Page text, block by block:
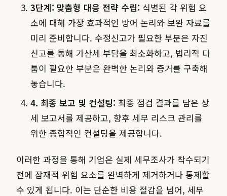
3단계: 맞춤형 대응 전략 수립: 식별된 각 위험 요
소에 대해 가장 효과적인 방어 논리와 보완 자료를
미리 준비합니다. 수정신고가 필요한 부분은 자진
신고를 통해 가산세 부담을 최소화하고, 법리적 다
툼이 필요한 부분은 완벽한 논리와 증거를 구축해
놓습니다.
4. 최종 보고 및 컨설팅: 최종 점검 결과를 담은 상
세 보고서를 제공하고, 향후 세무 리스크 관리를
위한 종합적인 컨설팅을 제공합니다.
이러한 과정을 통해 기업은 실제 세무조사가 착수되기
전에 잠재적 위험 요소를 완벽하게 제거하거나 통제할
수 있게 됩니다. 이는 단순한 비용 절감을 넘어, 세무